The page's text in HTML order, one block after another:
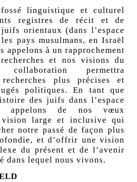
linguistique et culturel
registres de récit et de
orientaux (dans l’espace
pays musulmans, en Israël
appelons à un rapprochement
et nos visions du
permettra
recherches plus précises et
politiques. En tant que
des juifs dans l’espace
appelons de nos vœux
vision large et inclusive qui
notre passé de façon plus
et d’offrir une vision
du présent et de l’avenir
dans lequel nous vivons.